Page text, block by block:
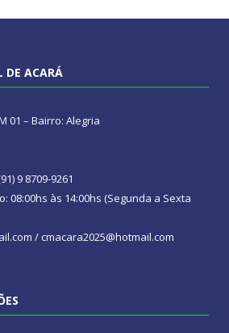
DE ACARÁ
01 – Bairro: Alegria
9 8709-9261
08:00hs às 14:00hs (Segunda a Sexta
/ cmacara2025@hotmail.com